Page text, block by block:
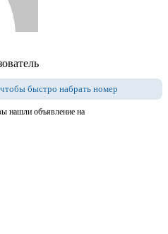
быстро набрать номер
нашли объявление на